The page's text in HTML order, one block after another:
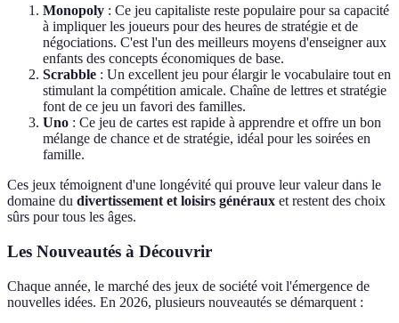
Monopoly : Ce jeu capitaliste reste populaire pour sa capacité
à impliquer les joueurs pour des heures de stratégie et de
négociations. C'est l'un des meilleurs moyens d'enseigner aux
enfants des concepts économiques de base.
Scrabble : Un excellent jeu pour élargir le vocabulaire tout en
stimulant la compétition amicale. Chaîne de lettres et stratégie
font de ce jeu un favori des familles.
Uno : Ce jeu de cartes est rapide à apprendre et offre un bon
mélange de chance et de stratégie, idéal pour les soirées en
famille.
Ces jeux témoignent d'une longévité qui prouve leur valeur dans le
domaine du divertissement et loisirs généraux et restent des choix
sûrs pour tous les âges.
Les Nouveautés à Découvrir
Chaque année, le marché des jeux de société voit l'émergence de
nouvelles idées. En 2026, plusieurs nouveautés se démarquent :